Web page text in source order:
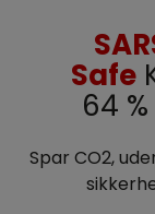
Safe
64
Spar CO2,